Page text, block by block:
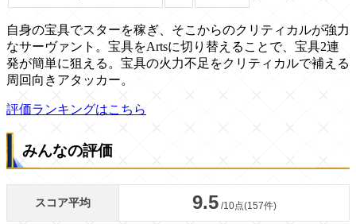
自身の宝具でスターを稼ぎ、そこからのクリティカルが強力
なサーヴァント。宝具をArtsに切り替えることで、宝具2連
発が簡単に狙える。宝具の火力不足をクリティカルで補える
周回向きアタッカー。
評価ランキングはこちら
みんなの評価